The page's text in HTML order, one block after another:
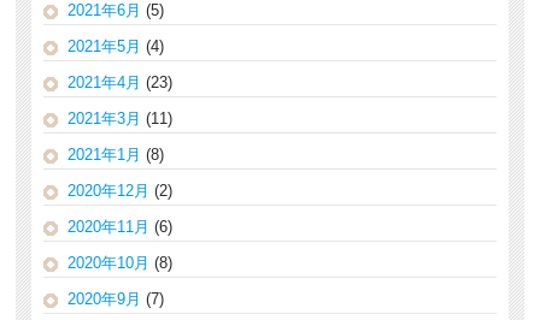
2021年6月 (5)
2021年5月 (4)
2021年4月 (23)
2021年3月 (11)
2021年1月 (8)
2020年12月 (2)
2020年11月 (6)
2020年10月 (8)
2020年9月 (7)